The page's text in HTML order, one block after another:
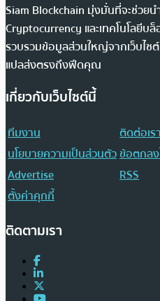
Siam Blockchain มุ่งมั่นที่จะช่วยน
Cryptocurrency และเทคโนโลยีบ
รวบรวมข้อมูลส่วนใหญ่จากเว็บไซต์
แปลส่งตรงถึงฟีดคุณ
เกี่ยวกับเว็บไซต์นี้
ทีมงาน
ติดต่อเร
นโยบายความเป็นส่วนตัวข้อตกลง
Advertise
RSS
ตั้งค่าคุกกี้
ติดตามเรา